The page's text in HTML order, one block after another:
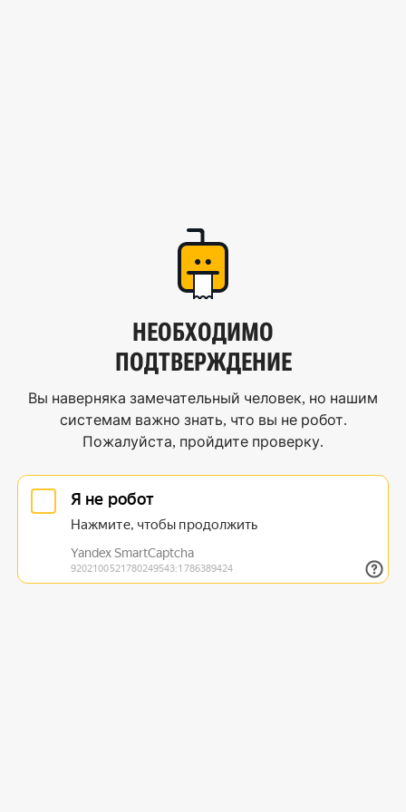
НЕОБХОДИМО
ПОДТВЕРЖДЕНИЕ
Вы наверняка замечательный человек, но нашим
системам важно знать, что вы не робот.
Пожалуйста, пройдите проверку.